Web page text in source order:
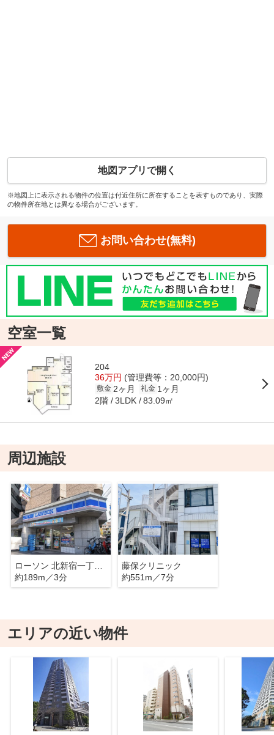
地図アプリで開く
※地図上に表示される物件の位置は付近住所に所在することを表すものであり、実際
の物件所在地とは異なる場合がございます。
お問い合わせ(無料)
空室一覧
204
36万円 (管理費等：20,000円)
敷金 2ヶ月 礼金 1ヶ月
2階 3LDK 83.09㎡
周辺施設
ローソン 北新宿一丁目店
約189m／3分
藤保クリニック
約551m／7分
エリアの近い物件